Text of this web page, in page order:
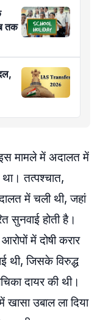
तक
मामले में अदालत में
तत्पश्चात,
में चली थी, जहां
सुनवाई होती है।
में दोषी करार
थी, जिसके विरुद्ध
दायर की थी।
खासा उबाल ला दिया